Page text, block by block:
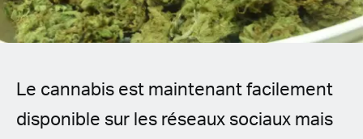
French
Czech
Le cannabis est maintenant facilement
disponible sur les réseaux sociaux mais